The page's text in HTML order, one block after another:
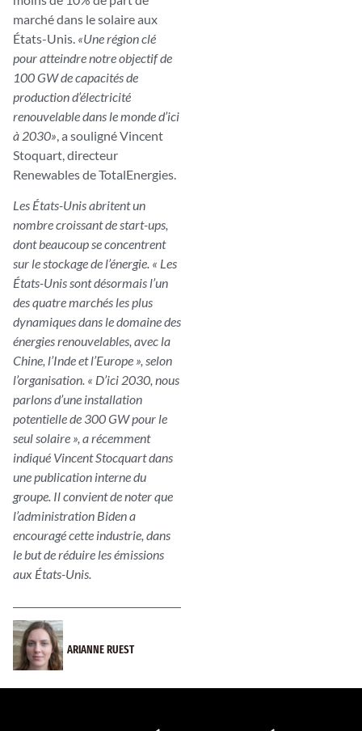
marché dans le solaire aux
États-Unis. «Une région clé
pour atteindre notre objectif de
100 GW de capacités de
production d’électricité
renouvelable dans le monde d’ici
à 2030» , a souligné Vincent
Stoquart, directeur
Renewables de TotalEnergies.
Les États-Unis abritent un
nombre croissant de start-ups,
dont beaucoup se concentrent
sur le stockage de l’énergie. « Les
États-Unis sont désormais l’un
des quatre marchés les plus
dynamiques dans le domaine des
énergies renouvelables, avec la
Chine, l’Inde et l’Europe », selon
l’organisation. « D’ici 2030, nous
parlons d’une installation
potentielle de 300 GW pour le
seul solaire », a récemment
indiqué Vincent Stocquart dans
une publication interne du
groupe. Il convient de noter que
l’administration Biden a
encouragé cette industrie, dans
le but de réduire les émissions
aux États-Unis.
ARIANNE RUEST